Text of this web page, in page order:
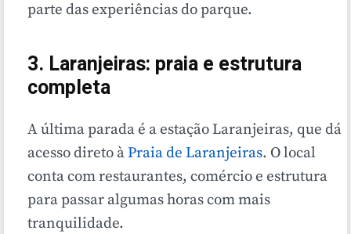
parte das experiências do parque.
3. Laranjeiras: praia e estrutura
completa
A última parada é a estação Laranjeiras, que dá
acesso direto àPraia de Laranjeiras. O local
conta com restaurantes, comércio e estrutura
para passar algumas horas com mais
tranquilidade.